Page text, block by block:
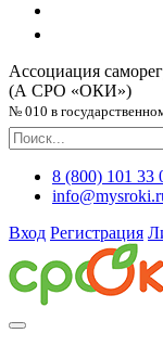
Ассоциация
(А СРО «ОКИ»)
№ 010 в
8 (800) 101 33
Вход Регистрация